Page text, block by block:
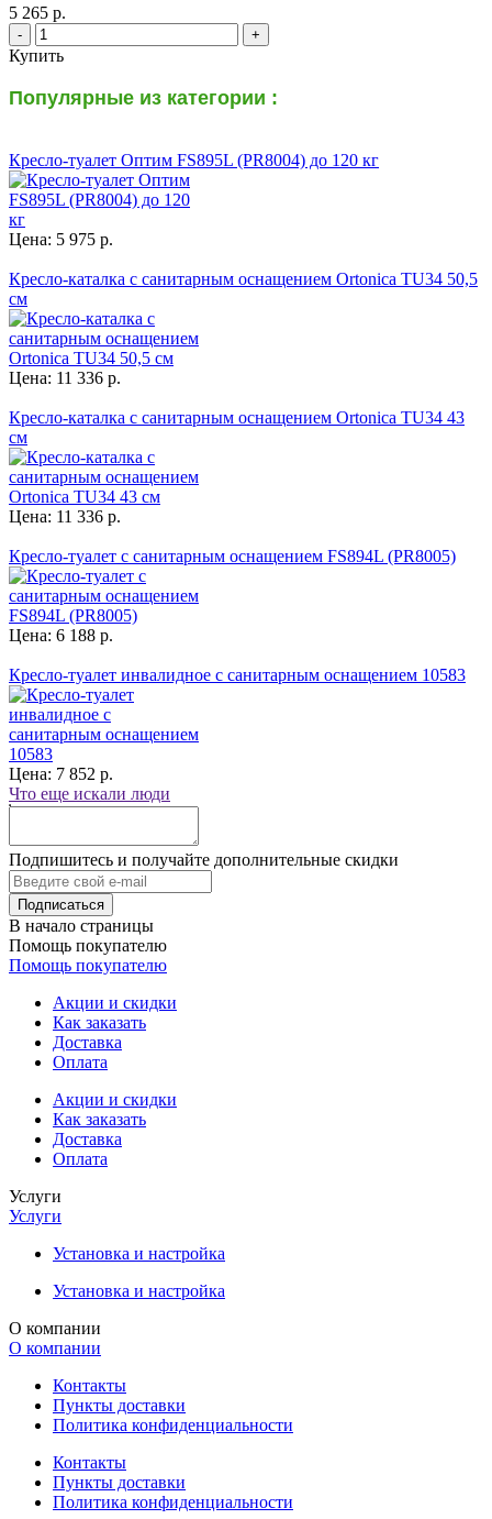
5 265 р.
- +
Купить
Популярные из категории :
Кресло-туалет Оптим FS895L (PR8004) до 120 кг
Цена: 5 975 р.
Кресло-каталка с санитарным оснащением Ortonica TU34 50,5
см
Цена: 11 336 р.
Кресло-каталка с санитарным оснащением Ortonica TU34 43
см
Цена: 11 336 р.
Кресло-туалет с санитарным оснащением FS894L (PR8005)
Цена: 6 188 р.
Кресло-туалет инвалидное с санитарным оснащением 10583
Цена: 7 852 р.
Что еще искали люди
Подпишитесь и получайте дополнительные скидки
В начало страницы
Помощь покупателю
Помощь покупателю
Акции и скидки
Как заказать
Доставка
Оплата
Акции и скидки
Как заказать
Доставка
Оплата
Услуги
Услуги
Установка и настройка
Установка и настройка
О компании
О компании
Контакты
Пункты доставки
Политика конфиденциальности
Контакты
Пункты доставки
Политика конфиденциальности